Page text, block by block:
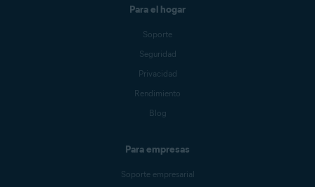
Para el hogar
Soporte
Seguridad
Privacidad
Rendimiento
Blog
Para empresas
Soporte empresarial